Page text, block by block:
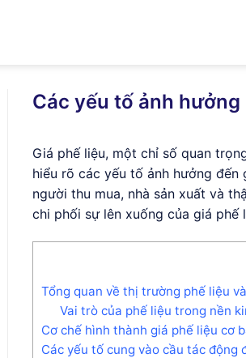
Các yếu tố ảnh
Giá phế liệu, một chỉ số quan
hiểu rõ các yếu tố ảnh hưởng
người thu mua, nhà sản xuất và
chi phối sự lên xuống của giá phế
Tổng quan về thị trường phế liệu
Vai trò của phế liệu trong nền
Cơ chế hình thành giá phế liệu cơ
Các yếu tố cung vào cầu tác động